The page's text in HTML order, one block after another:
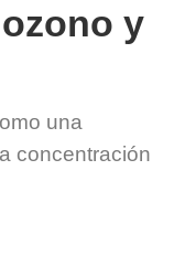
y
una
concentración